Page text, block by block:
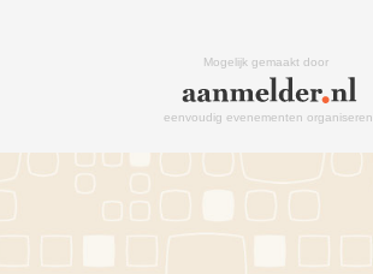
Mogelijk gemaakt door
eenvoudig evenementen organiseren